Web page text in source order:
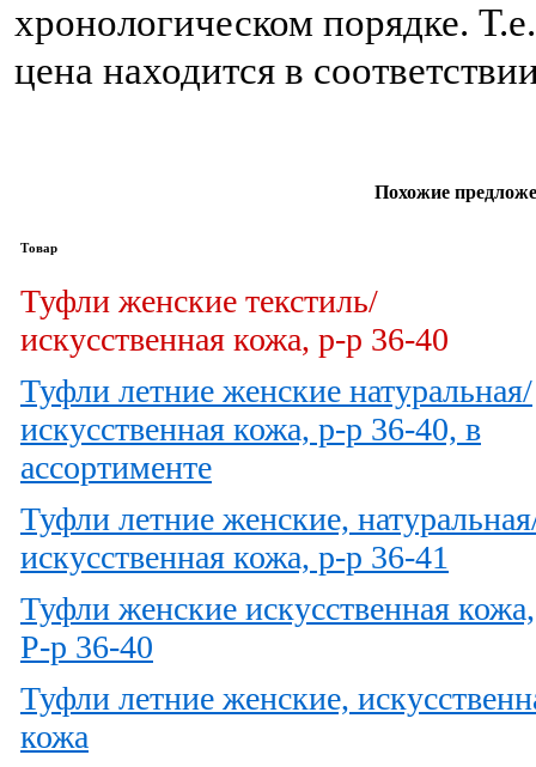
хронологическом порядке.
цена находится в
Похожие
Товар
Туфли женские текстиль/
искусственная кожа, р-р 36-40
Туфли летние женские натуральная/
искусственная кожа, р-р 36-40, в
ассортименте
Туфли летние женские,
искусственная кожа, р-р 36-41
Туфли женские искусственная кожа,
Р-р 36-40
Туфли летние женские,
кожа